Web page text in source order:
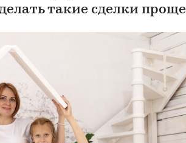
такие сделки проще